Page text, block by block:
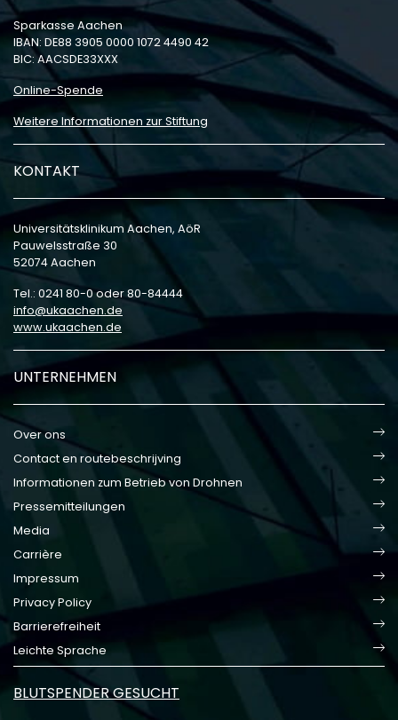
Sparkasse Aachen
IBAN: DE88 3905 0000 1072 4490 42
BIC: AACSDE33XXX
Online-Spende
Weitere Informationen zur Stiftung
KONTAKT
Universitätsklinikum Aachen, AöR
Pauwelsstraße 30
52074 Aachen
Tel.: 0241 80-0 oder 80-84444
info
ukaachen de
www.ukaachen.de
UNTERNEHMEN
Over ons
Contact en routebeschrijving
Informationen zum Betrieb von Drohnen
Pressemitteilungen
Media
Carrière
Impressum
Privacy Policy
Barrierefreiheit
Leichte Sprache
BLUTSPENDER GESUCHT